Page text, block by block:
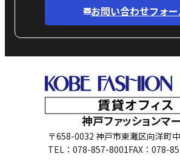
お問い合わせフォ
神戸ファッションマ
〒658-0032 神戸市東灘区向洋町
TEL：078-857-8001FAX：078-